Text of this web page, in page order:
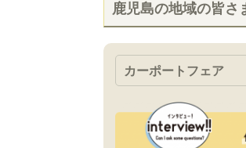
鹿児島の地域の皆さ
カーポートフェア